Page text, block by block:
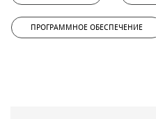
ПРОГРАММНОЕ ОБЕСПЕЧЕНИЕ